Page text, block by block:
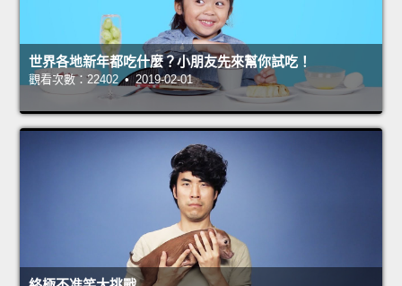
世界各地新年都吃什麼？小朋友先來幫你試吃！
觀看次數：22402 • 2019-02-01